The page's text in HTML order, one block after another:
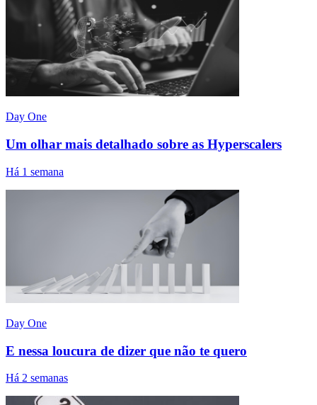
Day One
Um olhar mais detalhado sobre as Hyperscalers
Há 1 semana
Day One
E nessa loucura de dizer que não te quero
Há 2 semanas